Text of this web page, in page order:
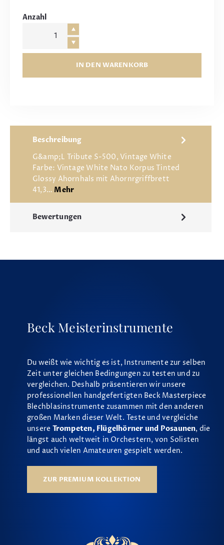
Anzahl
IN DEN WARENKORB
Beschreibung
G&amp;L Tribute S-500, Vintage White
Farbe: Vintage White Nato Korpus Tinted
Glossy Ahornhals mit Ahornrgriffbrett
41,3… Mehr
Bewertungen
Beck Meisterinstrumente
Du weißt wie wichtig es ist, Instrumente zur selben
Zeit unter gleichen Bedingungen zu testen und zu
vergleichen. Deshalb präsentieren wir unsere
professionellen handgefertigten Beck Masterpiece
Blechblasinstrumente zusammen mit den anderen
großen Marken dieser Welt. Teste und vergleiche
unsere Trompeten, Flügelhörner und Posaunen, die
längst auch weltweit in Orchestern, von Solisten
und auch vielen Amateuren gespielt werden.
ZUR PREMIUM KOLLEKTION